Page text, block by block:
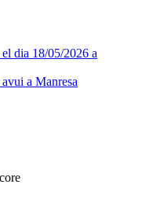
dia 18/05/2026 a
a Manresa